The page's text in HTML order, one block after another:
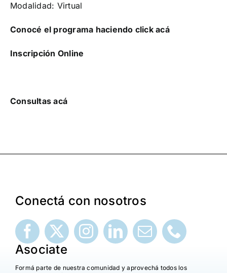
Modalidad: Virtual
Conocé el programa haciendo click acá
Inscripción Online
Consultas acá
Conectá con nosotros
Asociate
Formá parte de nuestra comunidad y aprovechá todos los